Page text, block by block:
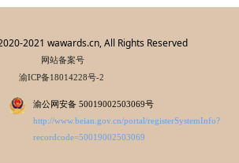
2021 wawards.cn, All Rights Reserved
网站备案号
渝ICP备18014228号-2
渝公网安备 50019002503069号
http://www.beian.gov.cn/portal/registerSystemInfo?
recordcode=50019002503069